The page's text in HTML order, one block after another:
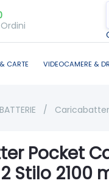
CARTE VIDEOCAMERE &
BATTERIE /
Pocket
Stilo 2100